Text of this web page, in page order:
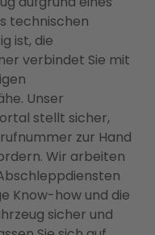
technischen
ist, die
verbindet Sie mit
Unser
stellt sicher,
zur Hand
Wir arbeiten
Know-how und die
sicher und